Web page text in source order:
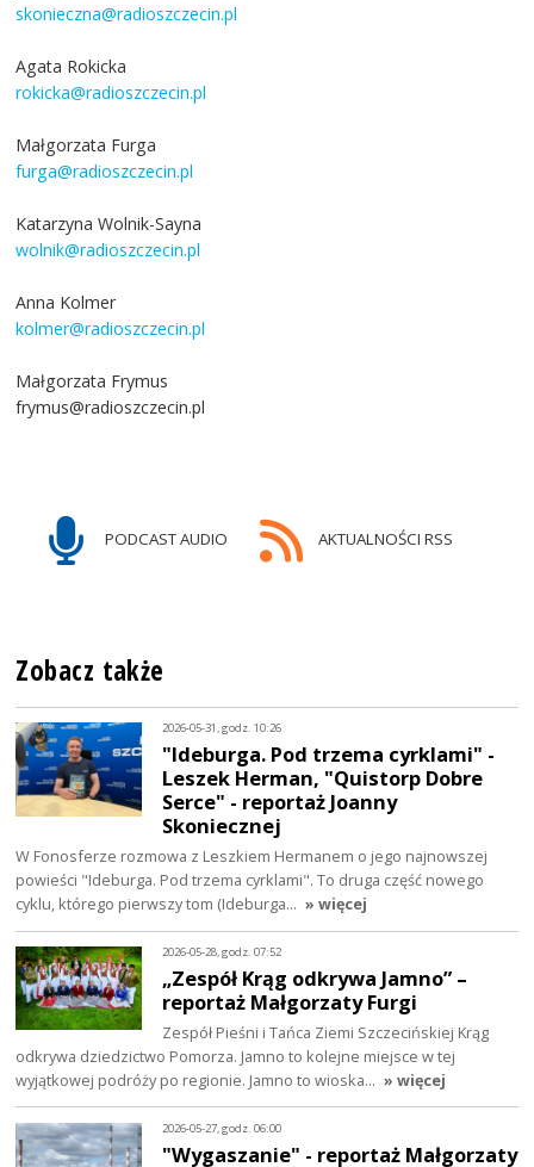
skonieczna@radioszczecin.pl
Agata Rokicka
rokicka@radioszczecin.pl
Małgorzata Furga
furga@radioszczecin.pl
Katarzyna Wolnik-Sayna
wolnik@radioszczecin.pl
Anna Kolmer
kolmer@radioszczecin.pl
Małgorzata Frymus
frymus@radioszczecin.pl
PODCAST AUDIO AKTUALNOŚCI RSS
Zobacz także
2026-05-31, godz. 10:26
"Ideburga. Pod trzema cyrklami" -
Leszek Herman, "Quistorp Dobre
Serce" - reportaż Joanny
Skoniecznej
W Fonosferze rozmowa z Leszkiem Hermanem o jego najnowszej
powieści "Ideburga. Pod trzema cyrklami". To druga część nowego
cyklu, którego pierwszy tom (Ideburga… » więcej
2026-05-28, godz. 07:52
„Zespół Krąg odkrywa Jamno” –
reportaż Małgorzaty Furgi
Zespół Pieśni i Tańca Ziemi Szczecińskiej Krąg
odkrywa dziedzictwo Pomorza. Jamno to kolejne miejsce w tej
wyjątkowej podróży po regionie. Jamno to wioska… » więcej
2026-05-27, godz. 06:00
"Wygaszanie" - reportaż Małgorzaty